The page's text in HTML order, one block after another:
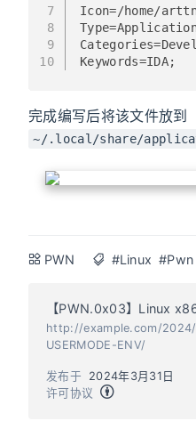
7
8
9
10
Icon=/home/
Keywords=IDA;
完成编写后将该文件放到
~/.local/share/
PWN #Linux #Pwn
【PWN.0x03】Linux
http://example.com/
USERMODE-ENV/
发布于
2024年3月31日
许可协议